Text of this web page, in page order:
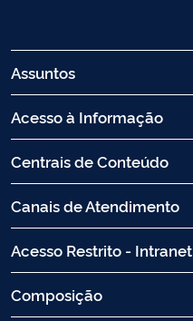
Assuntos
Acesso à Informação
Centrais de Conteúdo
Canais de Atendimento
Acesso Restrito - Intranet
Composição